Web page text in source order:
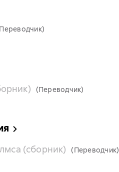
(Переводчик)
(сборник)
(Переводчик)